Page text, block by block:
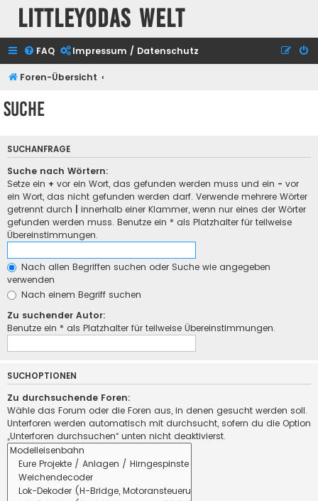
Littleyodas Welt
FAQ Impressum / Datenschutz
Foren-Übersicht
Suche
SUCHANFRAGE
Suche nach Wörtern:
Setze ein + vor ein Wort, das gefunden werden muss und ein - vor
ein Wort, das nicht gefunden werden darf. Verwende mehrere Wörter
getrennt durch
innerhalb einer Klammer, wenn nur eines der Wörter
gefunden werden muss. Benutze ein * als Platzhalter für teilweise
Übereinstimmungen.
Nach allen Begriffen suchen oder Suche wie angegeben
verwenden
Nach einem Begriff suchen
Zu suchender Autor:
Benutze ein * als Platzhalter für teilweise Übereinstimmungen.
SUCHOPTIONEN
Zu durchsuchende Foren:
Wähle das Forum oder die Foren aus, in denen gesucht werden soll.
Unterforen werden automatisch mit durchsucht, sofern du die Option
„Unterforen durchsuchen“ unten nicht deaktivierst.